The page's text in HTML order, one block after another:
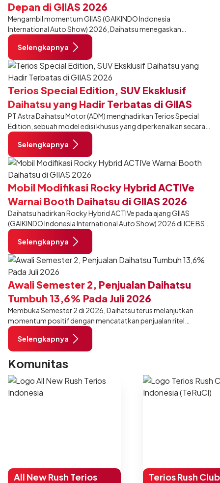
Depan di GIIAS 2026
Mengambil momentum GIIAS (GAIKINDO Indonesia
International Auto Show) 2026, Daihatsu menegaskan
komitmennya dalam meningkatkan kualitas SDM (Sumber Daya
Manusia) melalui pendidikan vokasi bertema “Bersama Sahabat
Membangun Negeri”. Komitmen ini diwujudkan melalui ajang
penganugerahan SMK Binaan Terbaik yang berlokasi di Booth
Daihatsu di Hall 7B pada 5 Agustus 2026.
Selengkapnya
Terios Special Edition, SUV Eksklusif
Daihatsu yang Hadir Terbatas di GIIAS
2026
PT Astra Daihatsu Motor (ADM) menghadirkan Terios Special
Edition, sebuah model edisi khusus yang diperkenalkan secara
eksklusif pada ajang Gaikindo Indonesia International Auto
Show (GIIAS) 2026 di ICE BSD City, Tangerang. Dikembangkan
dari varian Terios 1.5 X A/T, model ini menawarkan sentuhan
desain yang lebih sporty dan eksklusif bagi pelanggan yang ingin
tampil berbeda, tanpa mengubah karakter tangguh yang telah
menjadi ciri khas Terios.
Selengkapnya
Mobil Modifikasi Rocky Hybrid ACTIVe
Warnai Booth Daihatsu di GIIAS 2026
Daihatsu hadirkan Rocky Hybrid ACTIVe pada ajang GIIAS
(GAIKINDO Indonesia International Auto Show) 2026 di ICE BSD
City, Tangerang. Terdapat 2 unit Rocky Hybrid yang
dimodifikasi untuk menghadirkan sarana inspirasi bagi
pengunjung mendukung gaya hidup yang aktif.
Selengkapnya
Awali Semester 2, Penjualan Daihatsu
Tumbuh 13,6% Pada Juli 2026
Membuka Semester 2 di 2026, Daihatsu terus melanjutkan
momentum positif dengan mencatatkan penjualan ritel
sebanyak 12.750 unit pada Juli 2026. Capaian tersebut tumbuh
13,6% dibandingkan periode yang sama tahun lalu sebanyak
11.220 unit, dan tetap stabil dibandingkan bulan Juni 2026 lalu.
Selengkapnya
Komunitas
All New Rush Terios
Terios Rush Club